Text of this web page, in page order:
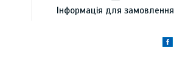
Інформація для замовлення